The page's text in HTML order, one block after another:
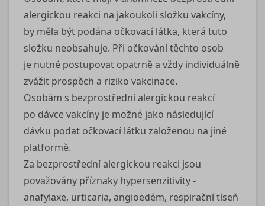
alergickou reakci na jakoukoli složku vakcíny,
by měla být podána očkovací látka, která tuto
složku neobsahuje. Při očkování těchto osob
je nutné postupovat opatrně a vždy individuálně
zvážit prospěch a riziko vakcinace.
Osobám s bezprostřední alergickou reakcí
po dávce vakcíny je možné jako následující
dávku podat očkovací látku založenou na jiné
platformě.
Za bezprostřední alergickou reakci jsou
považovány příznaky hypersenzitivity -
anafylaxe, urticaria, angioedém, respirační tíseň